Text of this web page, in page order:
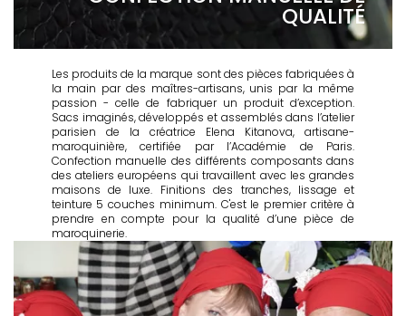
QUALITÉ
Les produits de la marque sont des pièces fabriquées à
la main par des maîtres-artisans, unis par la même
passion - celle de fabriquer un produit d’exception.
Sacs imaginés, développés et assemblés dans l’atelier
parisien de la créatrice Elena Kitanova, artisane-
maroquinière, certifiée par l’Académie de Paris.
Confection manuelle des différents composants dans
des ateliers européens qui travaillent avec les grandes
maisons de luxe. Finitions des tranches, lissage et
teinture 5 couches minimum. C'est le premier critère à
prendre en compte pour la qualité d’une pièce de
maroquinerie.